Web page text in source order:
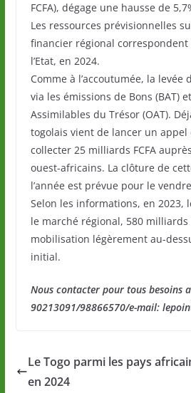
FCFA), dégage une hausse de
Les ressources prévisionnelles
financier régional correspondent
l’Etat, en 2024.
Comme à l’accoutumée, la levée
via les émissions de Bons (BAT)
Assimilables du Trésor (OAT).
togolais vient de lancer un appel
collecter 25 milliards FCFA
ouest-africains. La clôture de
l’année est prévue pour le
Selon les informations, en 2023,
le marché régional, 580 milliards
mobilisation légèrement au-
initial.
Nous contacter pour tous besoins
90213091/98866570/e-mail:
Le Togo parmi les pays
en 2024